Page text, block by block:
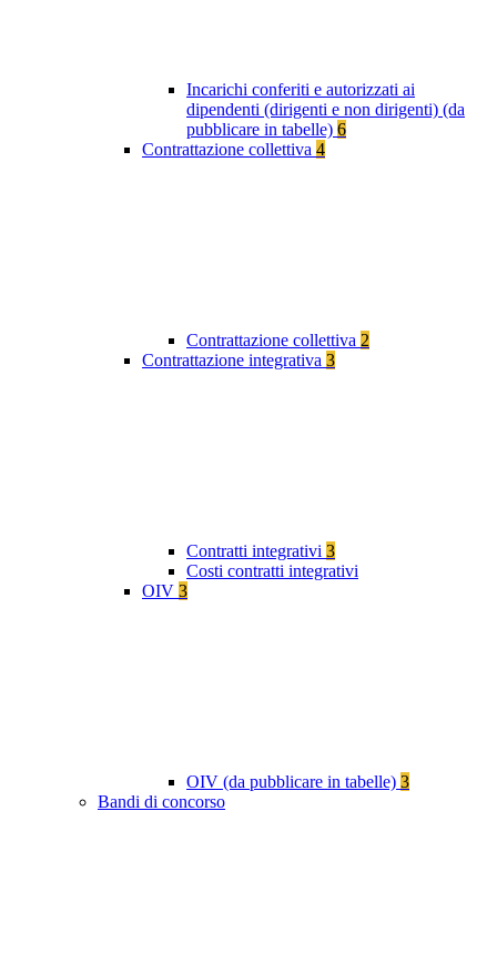
Incarichi conferiti e autorizzati ai
dipendenti (dirigenti e non dirigenti) (da
pubblicare in tabelle) 6
Contrattazione collettiva 4
Contrattazione collettiva 2
Contrattazione integrativa 3
Contratti integrativi 3
Costi contratti integrativi
OIV 3
OIV (da pubblicare in tabelle) 3
Bandi di concorso